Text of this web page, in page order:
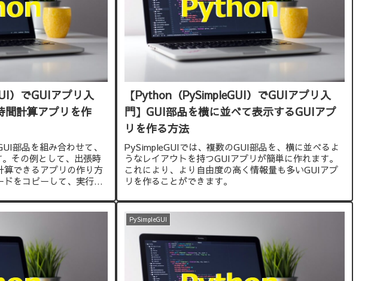
）でGUIアプリ入
間計算アプリを作
部品を組み合わせて、
その例として、出張時
算できるアプリの作り方
をコピーして、実行す
【Python（PySimpleGUI）でGUIアプリ入
門】GUI部品を横に並べて表示するGUIアプ
リを作る方法
PySimpleGUIでは、複数のGUI部品を、横に並べるよ
うなレイアウトを持つGUIアプリが簡単に作れます。
これにより、より自由度の高く情報量も多いGUIアプ
リを作ることができます。
PySimpleGUI